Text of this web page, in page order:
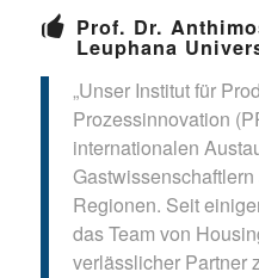
Prof. Dr.
Leuphana
„Unser Institut für
Prozessinnovation
internationalen
Regionen. Seit
das Team von
verlässlicher Partner